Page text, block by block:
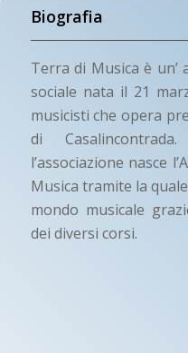
Biografia
Terra di Musica è un’
sociale nata il 21
musicisti che opera
di
l’associazione nasce
Musica tramite la
mondo musicale
dei diversi corsi.